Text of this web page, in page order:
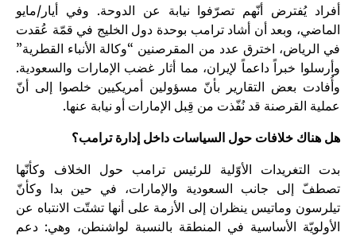
أفراد يُفترض أنّهم تصرّفوا نيابة عن الدوحة. وفي أيار/مايو
الماضي، وبعد أن أشاد ترامب بوحدة دول الخليج في قمّة عُقدت
في الرياض، اخترق عدد من المقرصنين “وكالة الأنباء القطرية”
وأرسلوا خبراً داعماً لإيران، مما أثار غضب الإمارات والسعودية.
وأُفادت بعض التقارير بأنّ مسؤولين أمريكيين خلصوا إلى أنّ
عملية القرصنة قد نُفّذت من قِبل الإمارات أو نيابة عنها.
هل هناك خلافات حول السياسات داخل إدارة ترامب؟
بدت التغريدات الأوّلية للرئيس ترامب حول الخلاف وكأنّها
تصطفّ إلى جانب السعودية والإمارات، في حين بدا وكأنّ
تيلرسون وماتيس ينظران إلى الأزمة على أنها تشتّت الانتباه عن
الأولويّة الأساسية في المنطقة بالنسبة لواشنطن، وهي: دعم